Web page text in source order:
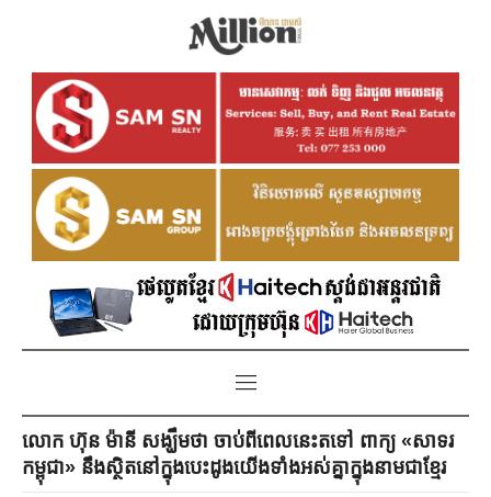
លោក ហ៊ុន ម៉ានី សង្ឃឹមថា ចាប់ពីពេលនេះតទៅ ពាក្យ «សាទរ
កម្ពុជា» នឹងស្ថិតនៅក្នុងបេះដូងយើងទាំងអស់គ្នាក្នុងនាមជាខ្មែរ